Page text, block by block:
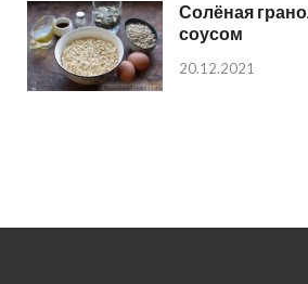
Солёная
соусом
20.12.2021